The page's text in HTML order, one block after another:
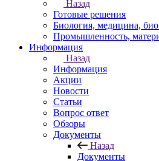
Назад
Готовые решения
Биология, медицина,
Промышленность,
Информация
Назад
Информация
Акции
Новости
Статьи
Вопрос ответ
Обзоры
Документы
Назад
Документы